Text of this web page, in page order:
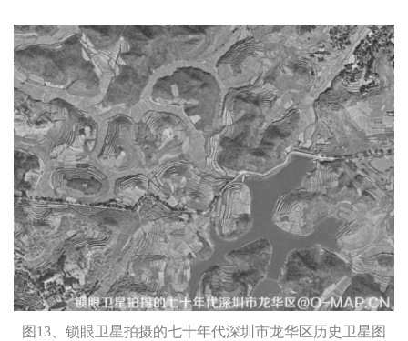
图13、锁眼卫星拍摄的七十年代深圳市龙华区历史卫星图